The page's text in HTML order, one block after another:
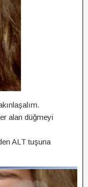
alan düğmeyi
ALT tuşuna